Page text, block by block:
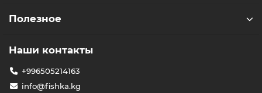
Полезное
Наши контакты
+996505214163
info@fishka.kg